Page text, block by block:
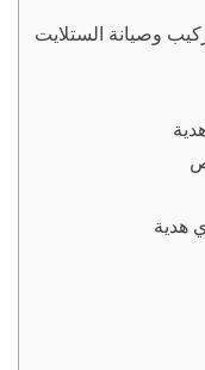
وصيانة الستلايت
هدية